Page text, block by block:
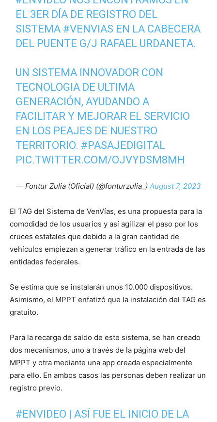
EL 3ER DÍA DE REGISTRO DEL
SISTEMA #VENVIAS EN LA CABECERA
DEL PUENTE G/J RAFAEL URDANETA.
UN SISTEMA INNOVADOR CON
TECNOLOGIA DE ULTIMA
GENERACIÓN, AYUDANDO A
FACILITAR Y MEJORAR EL SERVICIO
EN LOS PEAJES DE NUESTRO
TERRITORIO. #PASAJEDIGITAL
PIC.TWITTER.COM/OJVYDSM8MH
— Fontur Zulia (Oficial) (@fonturzulia_) August 7, 2023
El TAG del Sistema de VenVías, es una propuesta para la
comodidad de los usuarios y así agilizar el paso por los
cruces estatales que debido a la gran cantidad de
vehículos empiezan a generar tráfico en la entrada de las
entidades federales.
Se estima que se instalarán unos 10.000 dispositivos.
Asimismo, el MPPT enfatizó que la instalación del TAG es
gratuito.
Para la recarga de saldo de este sistema, se han creado
dos mecanismos, uno a través de la página web del
MPPT y otra mediante una app creada especialmente
para ello. En ambos casos las personas deben realizar un
registro previo.
#ENVIDEO | ASÍ FUE EL INICIO DE LA